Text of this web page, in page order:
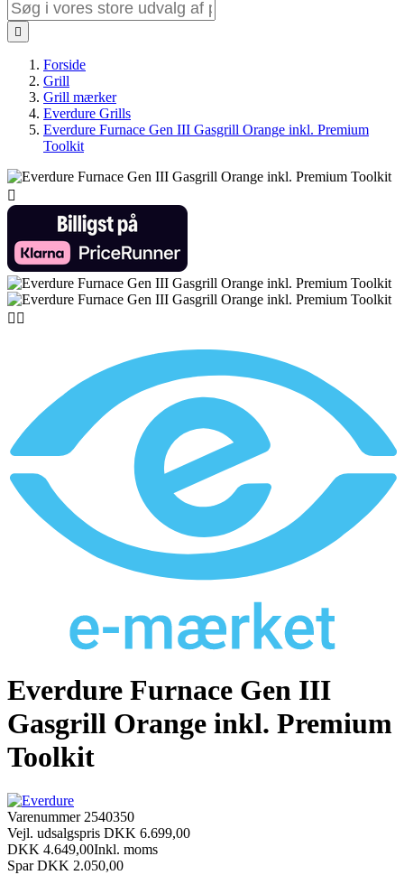

Forside
Grill
Grill mærker
Everdure Grills
Everdure Furnace Gen III Gasgrill Orange inkl. Premium
Toolkit

 
Everdure Furnace Gen III
Gasgrill Orange inkl. Premium
Toolkit
Varenummer 2540350
Vejl. udsalgspris DKK 6.699,00
DKK 4.649,00Inkl. moms
Spar DKK 2.050,00